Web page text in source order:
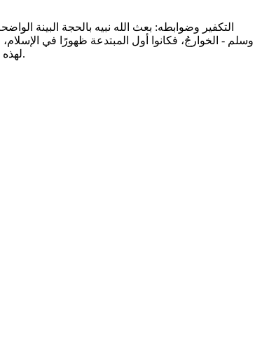
التكفير وضوابطه: بعث الله نبيه بالحجة البينة
وسلم - الخوارجُ، فكانوا أول المبتدعة ظهورًا في
لهذه الضلالة بيانًا للحق، وقيامًا بالواجب، ولتكون هذه الدراسة وغيرها نبراس هداية لكل من استزلَّه الشيطان فوقع في إخوانه المسلمين تكفيرًا وتفسيقًا.